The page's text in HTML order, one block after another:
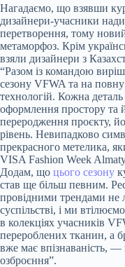
Нагадаємо, що взявши
дизайнери-учасники
перетворення, тому
метаморфоз. Крім
взяли дизайнери з
“Разом із командою
сезону VFWA та на
технологій. Кожна
оформлення простору та
переродження проєкту,
рівень. Невипадково
прекрасного метелика,
VISA Fashion Week
Додам, що цього сезону
став ще більш певним.
провідними трендами не
суспільстві, і ми
в колекціях учасників
перероблених тканин, а
вже має впізнаваність, —
озброєння”.